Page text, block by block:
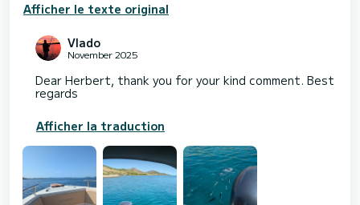
Afficher le texte original
Vlado
November 2025
Dear Herbert, thank you for your kind comment. Best
regards
Afficher la traduction